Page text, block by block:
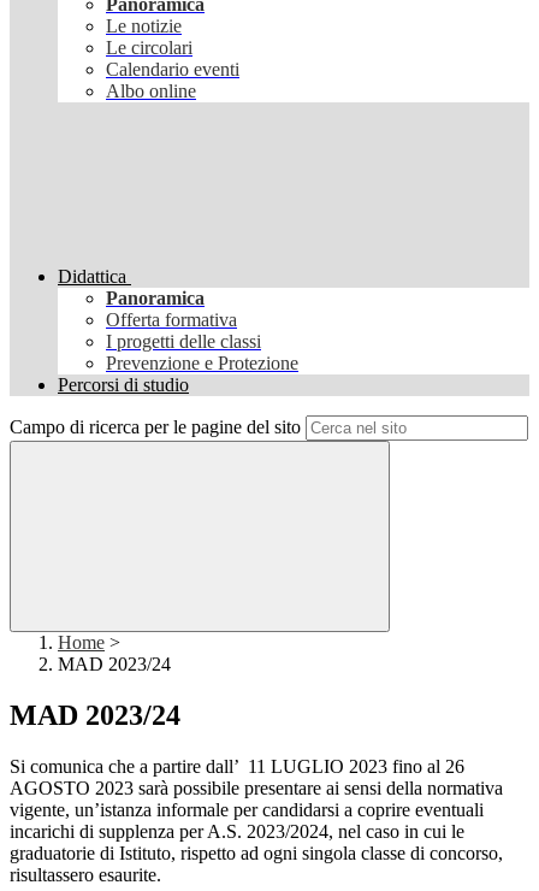
Panoramica
Le notizie
Le circolari
Calendario eventi
Albo online
Didattica
Panoramica
Offerta formativa
I progetti delle classi
Prevenzione e Protezione
Percorsi di studio
Campo di ricerca per le pagine del sito
Home >
MAD 2023/24
MAD 2023/24
Si comunica che a partire dall’ 11 LUGLIO 2023 fino al 26
AGOSTO 2023 sarà possibile presentare ai sensi della normativa
vigente, un’istanza informale per candidarsi a coprire eventuali
incarichi di supplenza per A.S. 2023/2024, nel caso in cui le
graduatorie di Istituto, rispetto ad ogni singola classe di concorso,
risultassero esaurite.